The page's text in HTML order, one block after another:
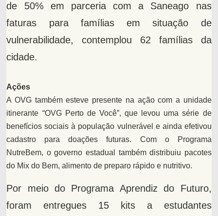
de 50% em parceria com a Saneago nas
faturas para famílias em situação de
vulnerabilidade, contemplou 62 famílias da
cidade.
Ações
A OVG também esteve presente na ação com a unidade
itinerante “OVG Perto de Você”, que levou uma série de
benefícios sociais à população vulnerável e ainda efetivou
cadastro para doações futuras. Com o Programa
NutreBem, o governo estadual também distribuiu pacotes
do Mix do Bem, alimento de preparo rápido e nutritivo.
Por meio do Programa Aprendiz do Futuro,
foram entregues 15 kits a estudantes